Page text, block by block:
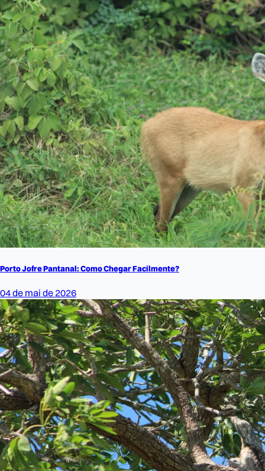
Porto Jofre Pantanal: Como Chegar Facilmente?
04 de mai de 2026